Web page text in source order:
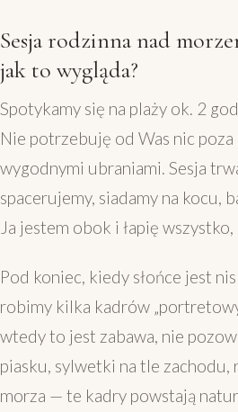
Sesja rodzinna nad
jak to wygląda?
Spotykamy się na plaży ok. 2
Nie potrzebuję od Was nic
wygodnymi ubraniami. Sesja
spacerujemy, siadamy na kocu,
Ja jestem obok i łapię
Pod koniec, kiedy słońce jest
robimy kilka kadrów
wtedy to jest zabawa, nie
piasku, sylwetki na tle zachodu,
morza — te kadry powstają